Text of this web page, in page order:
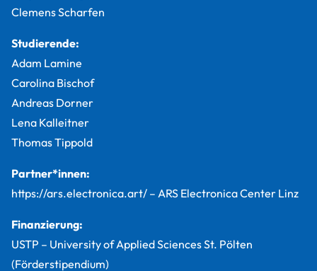
Clemens Scharfen
Studierende:
Adam Lamine
Carolina Bischof
Andreas Dorner
Lena Kalleitner
Thomas Tippold
Partner*innen:
https://ars.electronica.art/ – ARS Electronica Center Linz
Finanzierung:
USTP – University of Applied Sciences St. Pölten
(Förderstipendium)